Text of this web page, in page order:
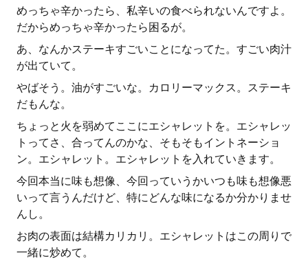
めっちゃ辛かったら、私辛いの食べられないんですよ。
だからめっちゃ辛かったら困るが。
あ、なんかステーキすごいことになってた。すごい肉汁
が出ていて。
やばそう。油がすごいな。カロリーマックス。ステーキ
だもんな。
ちょっと火を弱めてここにエシャレットを。エシャレッ
トってさ、合ってんのかな、そもそもイントネーショ
ン。エシャレット。エシャレットを入れていきます。
今回本当に味も想像、今回っていうかいつも味も想像悪
いって言うんだけど、特にどんな味になるか分かりませ
んし。
お肉の表面は結構カリカリ。エシャレットはこの周りで
一緒に炒めて。